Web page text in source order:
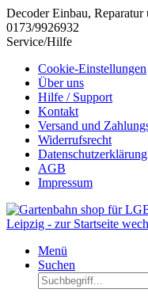
Decoder Einbau,
0173/9926932
Service/Hilfe
Cookie-Einstellungen
Über uns
Hilfe / Support
Kontakt
Versand und
Widerrufsrecht
Datenschutzerklärung
AGB
Impressum
Menü
Suchen